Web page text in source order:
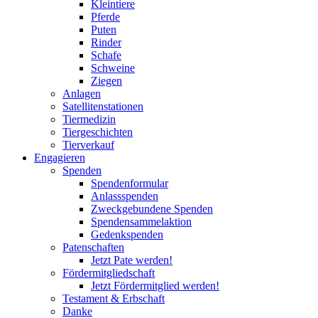
Kleintiere
Pferde
Puten
Rinder
Schafe
Schweine
Ziegen
Anlagen
Satellitenstationen
Tiermedizin
Tiergeschichten
Tierverkauf
Engagieren
Spenden
Spendenformular
Anlassspenden
Zweckgebundene Spenden
Spendensammelaktion
Gedenkspenden
Patenschaften
Jetzt Pate werden!
Fördermitgliedschaft
Jetzt Fördermitglied werden!
Testament & Erbschaft
Danke